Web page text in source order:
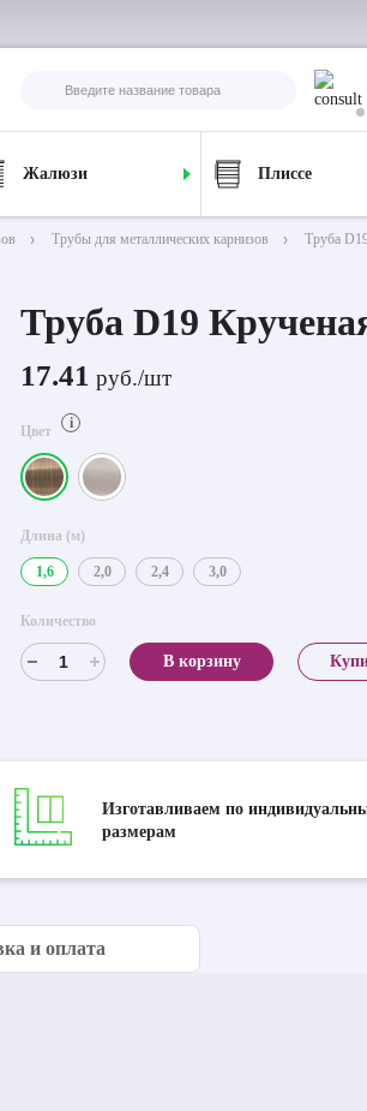
Жалюзи Плиссе
Трубы для металлических карнизов Труба
Труба D19
17.41 руб./шт
Цвет i
Длина (м)
1,6 2,0 2,4 3,0
Количество
В корзину
Изготавливаем по
размерам
и оплата